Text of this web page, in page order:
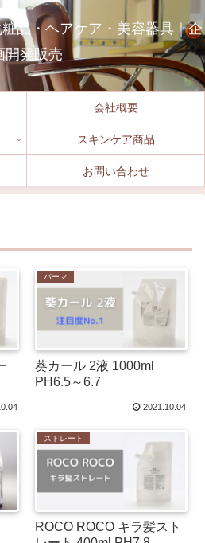
品・ヘアケア・美容器具｜企
開発販売
会社概要
スキンケア商品
お問い合わせ
パーマ
葵カール 2液 1000ml
PH6.5～6.7
2021.10.04
ストレート
ROCO ROCO キラ髪スト